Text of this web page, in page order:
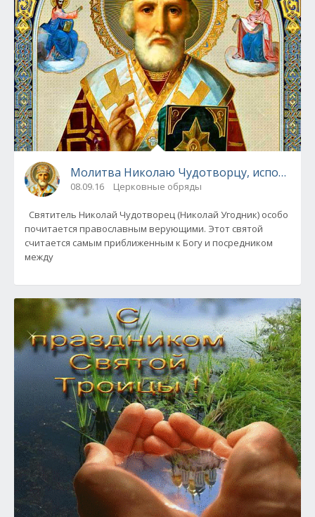
Молитва Николаю Чудотворцу,
08.09.16 Церковные обряды
Святитель Николай Чудотворец (Николай Угодник) особо
почитается православным верующими. Этот святой
считается самым приближенным к Богу и посредником
между